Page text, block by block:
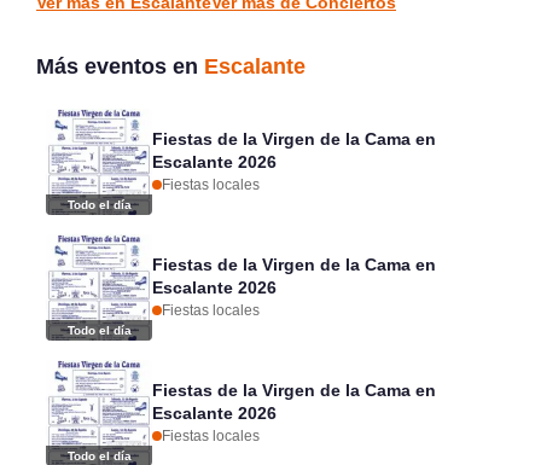
Más eventos en Escalante
Todo el día
Fiestas de la Virgen de la Cama en
Escalante 2026
Fiestas locales
Todo el día
Fiestas de la Virgen de la Cama en
Escalante 2026
Fiestas locales
Todo el día
Fiestas de la Virgen de la Cama en
Escalante 2026
Fiestas locales